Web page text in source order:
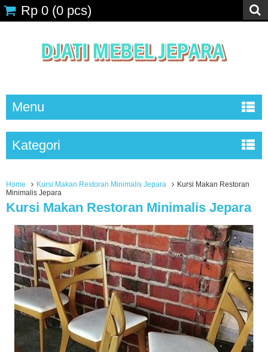
Rp 0 (0 pcs)
Menu
Kategori
Home Kursi Makan Restoran Minimalis Jepara
Kursi Makan Restoran
Minimalis Jepara
Kursi Makan Restoran Minimalis Jepara